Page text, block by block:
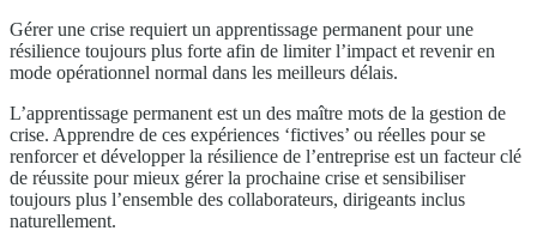
Gérer une crise requiert un apprentissage permanent pour une
résilience toujours plus forte afin de limiter l’impact et revenir en
mode opérationnel normal dans les meilleurs délais.
L’apprentissage permanent est un des maître mots de la gestion de
crise. Apprendre de ces expériences ‘fictives’ ou réelles pour se
renforcer et développer la résilience de l’entreprise est un facteur clé
de réussite pour mieux gérer la prochaine crise et sensibiliser
toujours plus l’ensemble des collaborateurs, dirigeants inclus
naturellement.